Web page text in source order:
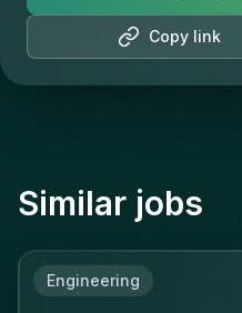
Copy link
Similar jobs
Engineering